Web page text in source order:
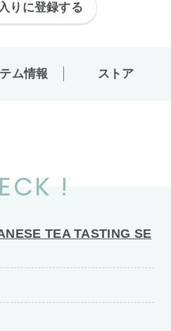
りに登録する
ム情報 ストア
!
TEA TASTING SE